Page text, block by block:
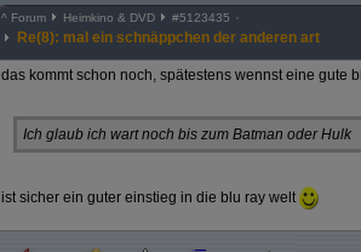
^ Forum Heimkino & DVD #5123435
Re(8): mal ein schnäppchen der anderen art
das kommt schon noch, spätestens wennst eine gute
Ich glaub ich wart noch bis zum Batman oder Hulk
ist sicher ein guter einstieg in die blu ray welt